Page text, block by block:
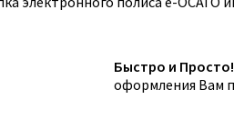
Быстро и Просто!
оформления Вам